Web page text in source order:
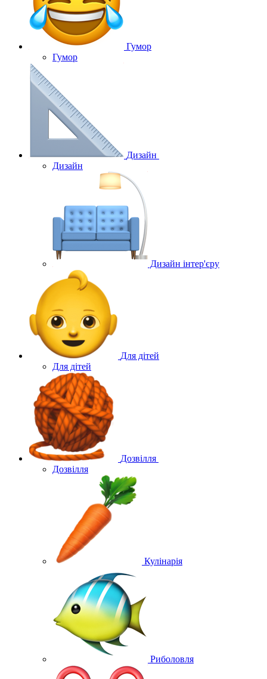
Гумор
Гумор
Дизайн
Дизайн
Дизайн інтер'єру
Для дітей
Для дітей
Дозвілля
Дозвілля
Кулінарія
Риболовля